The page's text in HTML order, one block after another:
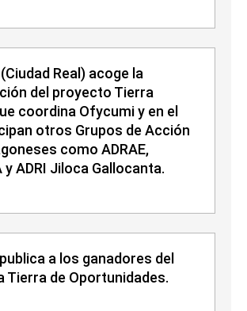
Real) acoge la
del proyecto Tierra
coordina Ofycumi y en el
otros Grupos de Acción
como ADRAE,
y ADRI Jiloca Gallocanta.
a los ganadores del
Tierra de Oportunidades.